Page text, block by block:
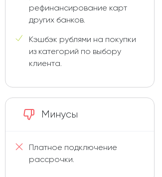
рефинансирование карт
других банков.
Кэшбэк рублями на покупки
из категорий по выбору
клиента.
Минусы
Платное подключение
рассрочки.